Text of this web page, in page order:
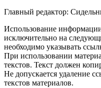
Главный редактор:
Использование
исключительно на
необходимо указывать
При использовании
текстов. Текст должен
Не допускается удаление
текстов материалов.